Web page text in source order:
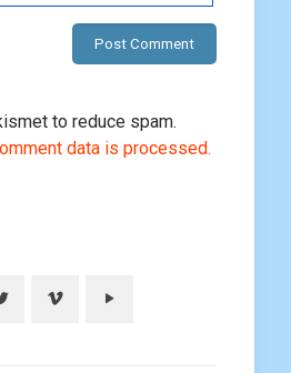
to reduce spam.
data is processed.